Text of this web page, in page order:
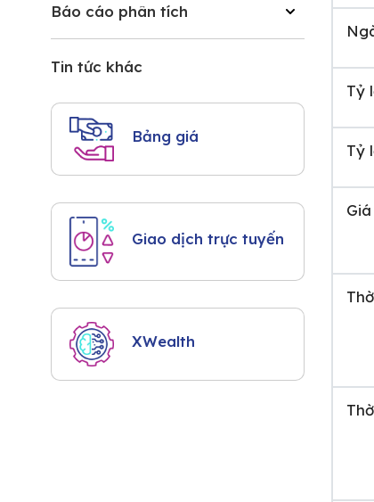
Báo cáo phân tích
Tin tức khác
Bảng giá
Giao dịch trực tuyến
XWealth
Tỷ
Tỷ